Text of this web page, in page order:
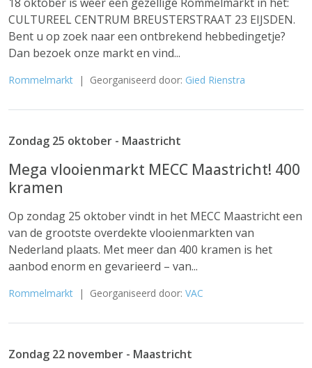
CULTUREEL CENTRUM BREUSTERSTRAAT 23 EIJSDEN.
Bent u op zoek naar een ontbrekend hebbedingetje?
Dan bezoek onze markt en vind...
Rommelmarkt | Georganiseerd door: Gied Rienstra
Zondag 25 oktober - Maastricht
Mega vlooienmarkt MECC Maastricht! 400
kramen
Op zondag 25 oktober vindt in het MECC Maastricht een
van de grootste overdekte vlooienmarkten van
Nederland plaats. Met meer dan 400 kramen is het
aanbod enorm en gevarieerd – van...
Rommelmarkt | Georganiseerd door: VAC
Zondag 22 november - Maastricht